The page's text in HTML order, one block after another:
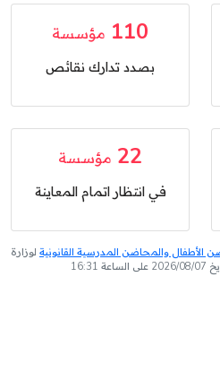
110 مؤسسة
بصدد تدارك نقائص
22 مؤسسة
في انتظار اتمام المعاينة
والمحاضن المدرسية القانونية لوزارة